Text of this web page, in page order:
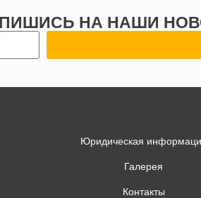
НА НАШИ
Юридическая
Галерея
Контакты